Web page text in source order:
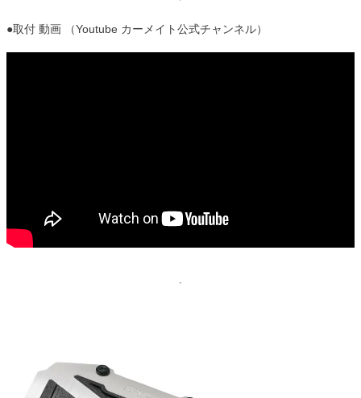
●取付 動画 （Youtube カーメイト公式チャンネル）